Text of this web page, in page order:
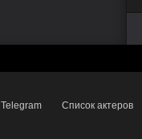
Telegram Список актеров